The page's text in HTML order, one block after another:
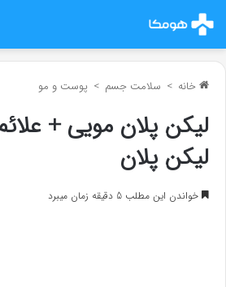
خانه > سلامت جسم > پوست و مو
لیکن پلان مویی +
لیکن پلان
خواندن این مطلب 5 دقیقه زمان میبرد